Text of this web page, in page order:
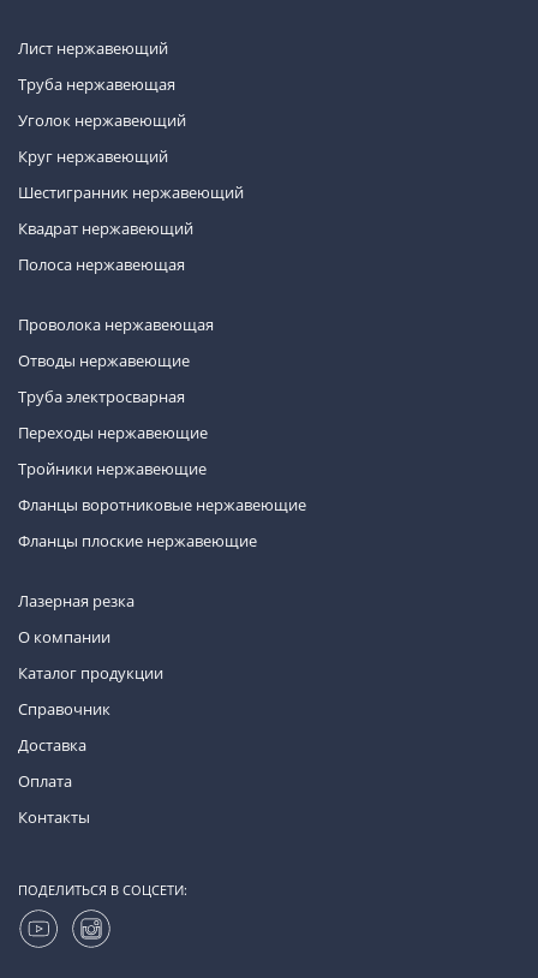
Лист нержавеющий
Труба нержавеющая
Уголок нержавеющий
Круг нержавеющий
Шестигранник нержавеющий
Квадрат нержавеющий
Полоса нержавеющая
Проволока нержавеющая
Отводы нержавеющие
Труба электросварная
Переходы нержавеющие
Тройники нержавеющие
Фланцы воротниковые нержавеющие
Фланцы плоские нержавеющие
Лазерная резка
О компании
Каталог продукции
Справочник
Доставка
Оплата
Контакты
ПОДЕЛИТЬСЯ В СОЦСЕТИ: